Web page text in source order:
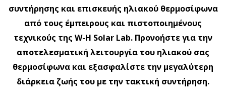
συντήρησης και επισκευής ηλιακού θερμοσίφωνα
από τους έμπειρους και πιστοποιημένους
τεχνικούς της W-H Solar Lab. Προνοήστε για την
αποτελεσματική λειτουργία του ηλιακού σας
θερμοσίφωνα και εξασφαλίστε την μεγαλύτερη
διάρκεια ζωής του με την τακτική συντήρηση.